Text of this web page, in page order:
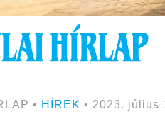
• HÍREK • 2023. július